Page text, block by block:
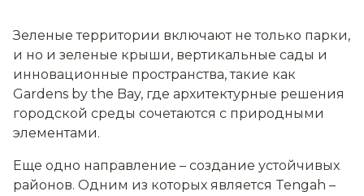
Зеленые территории включают не только парки,
и но и зеленые крыши, вертикальные сады и
инновационные пространства, такие как
Gardens by the Bay, где архитектурные решения
городской среды сочетаются с природными
элементами.
Еще одно направление – создание устойчивых
районов. Одним из которых является Tengah –